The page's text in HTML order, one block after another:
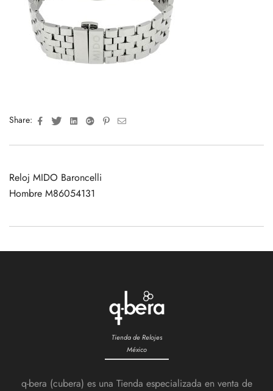
Share: FacebookTwitterLinkedinGoogle+Pinterest
Email
Reloj MIDO Baroncelli
Hombre M86054131
Tienda de Relojes
México
q-bera (cubera) es una Tienda especializada en venta de